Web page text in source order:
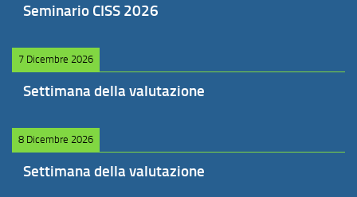
Seminario CISS 2026
7 Dicembre 2026
Settimana della valutazione
8 Dicembre 2026
Settimana della valutazione